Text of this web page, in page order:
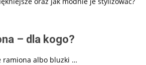
– dla kogo?
ramiona albo bluzki …